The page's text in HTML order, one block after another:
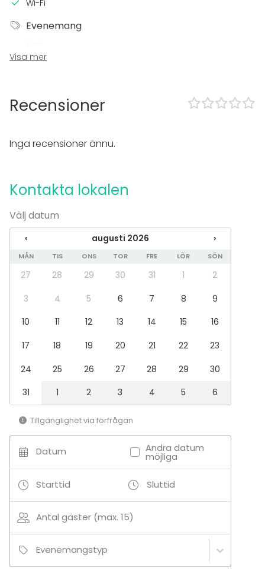
Wi-Fi
Evenemang
Bröllop
Konferens
Rekreation
Julbord / Julfest
Lokal
Mötesrum
Lounge
Galleri / Museum
Visa mer
Recensioner
Inga recensioner ännu.
Kontakta lokalen
Välj datum
‹ augusti 2026 ›
MÅN TIS ONS TOR FRE LÖR SÖN
27 28 29 30 31 1
2
3
4 5 6 7 8
9
10
11 12 13 14 15
16
17
18 19 20 21 22
23
24
25 26 27 28 29
30
31
1 2 3 4 5 6
Tillgänglighet via förfrågan
Datum Andra datum
möjliga
Starttid Sluttid
Antal gäster (max. 15)
Evenemangstyp